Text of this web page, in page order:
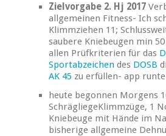
Zielvorgabe 2. Hj 2017
allgemeinen Fitness- Ich
Klimmziehen 11;
saubere Kniebeugen min
allen Prüfkriterien für das
Sportabzeichen des DOSB
AK 45 zu erfüllen- app
heute begonnen Morgens
SchrägliegeKlimmzüge, 1
Kniebeuge mit Hände im
bisherige allgemeine